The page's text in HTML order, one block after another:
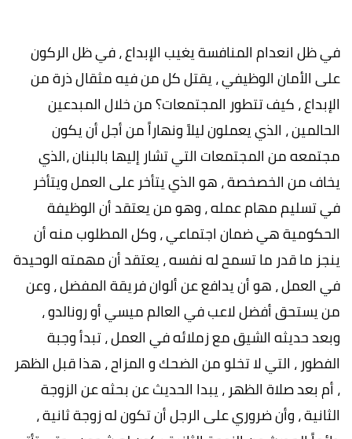
في ظل انعدام المنافسة يغيب الإبداع ، في ظل الركون
على الأمان الوظيفي ، يقتل كل من فيه مثقال ذرة من
الإبداع ، كيف تتطور المجتمعات؟ من خلال المبدعين
الحالمين ، الذي يعملون ليلاً ونهاراً من أجل أن يكون
مجتمعه من المجتمعات التي تشار إليها بالبنان ،الذي
يخاف من الخصخصة ، هو الذي يتأخر على العمل ويتأخر
في تسليم مهام عمله ، وهو من يعتقد أن الوظيفة
الحكومية هي ضمان اجتماعي ، وكل المطلوب منه أن
ينجز ما قدر ما تسمح له نفسه ، يعتقد أن مهمته الوحيدة
في العمل ، هو أن يدافع عن ألوان فريقة المفضل ، وعن
من يستحق أفضل لاعب في العالم ميسي أو رونالدو ،
وبعد حديثه الشيق مع زملائه في العمل ، تبدأ وجبة
الفطور ، التي لا تخلو من الضحك و المزاح ، هذا قبل الظهر
، أم بعد صلاة الظهر ، يبدا الحديث عن بحثه عن الزوجة
الثانية ، وأن ضروري على الرجل أن تكون له زوجة ثانية ،